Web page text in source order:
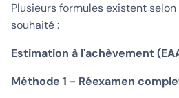
Plusieurs formules existent
souhaité :
Estimation à l'achèvement
Méthode 1 - Réexamen